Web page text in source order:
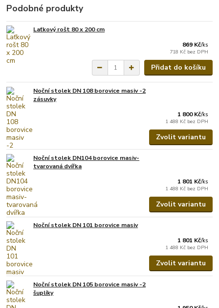
Podobné produkty
Laťkový rošt 80 x 200 cm
869 Kč/ks
718 Kč bez DPH
Přidat do košíku
Noční stolek DN 108 borovice masiv -2
zásuvky
1 800 Kč/ks
1 488 Kč bez DPH
Zvolit variantu
Noční stolek DN104 borovice masiv-
tvarovaná dvířka
1 801 Kč/ks
1 488 Kč bez DPH
Zvolit variantu
Noční stolek DN 101 borovice masiv
1 801 Kč/ks
1 488 Kč bez DPH
Zvolit variantu
Noční stolek DN 105 borovice masiv -2
šuplíky